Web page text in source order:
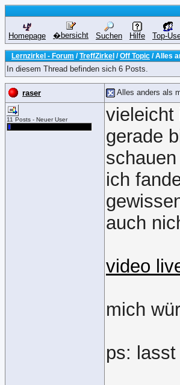
Homepage �bersicht Suchen Hilfe Top-
Lernzirkel - Forum /TreffZirkel /Off Topic / Alles
In diesem Thread befinden sich 6 Posts.
raser Alles anders als
11 Posts - Neuer User
vieleicht
gerade
schauen
ich
auch
video
mich
ps: